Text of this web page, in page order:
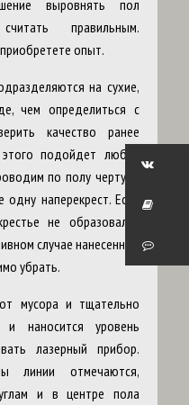
выровнять пол
правильным.
опыт.
на сухие,
чем определиться с
качество ранее
подойдет любая
по полу черту и,
наперекрест. Если
не образовался
случае нанесенную
убрать.
мусора и тщательно
и наносится уровень
лазерный прибор.
линии отмечаются,
и в центре пола